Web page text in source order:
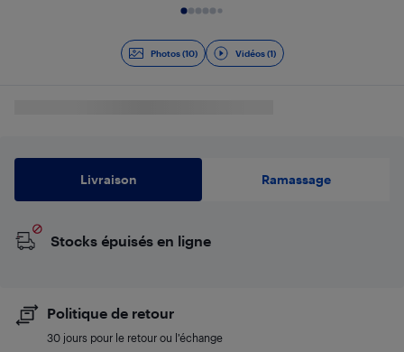
Photos (10) Vidéos (1)
Livraison Ramassage
Stocks épuisés en ligne
Politique de retour
30 jours pour le retour ou l’échange